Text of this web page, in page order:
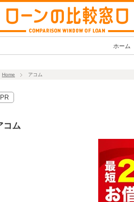
ホーム
Home アコム
PR
コム